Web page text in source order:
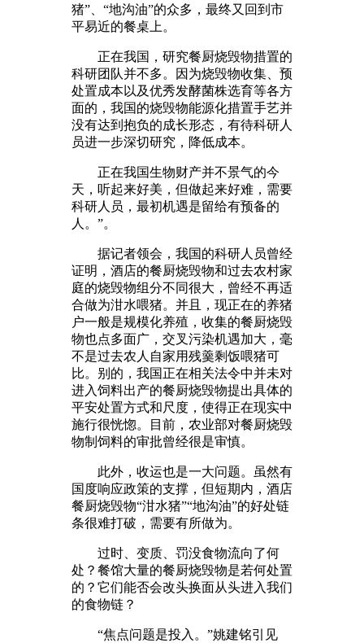
猪”、“地沟油”的众多，最终又回到市
平易近的餐桌上。
正在我国，研究餐厨烧毁物措置的
科研团队并不多。因为烧毁物收集、预
处置成本以及优秀发酵菌株选育等各方
面的，我国的烧毁物能源化措置手艺并
没有达到抱负的成长形态，有待科研人
员进一步深切研究，降低成本。
正在我国生物财产并不景气的今
天，听起来好美，但做起来好难，需要
科研人员，最初机遇是留给有预备的
人。”。
据记者领会，我国的科研人员曾经
证明，酒店的餐厨烧毁物和过去农村家
庭的烧毁物组分不同很大，曾经不再适
合做为泔水喂猪。并且，现正在的养猪
户一般是规模化养殖，收集的餐厨烧毁
物也点多面广，交叉污染机遇加大，毫
不是过去农人自家用残羹剩饭喂猪可
比。别的，我国正在相关法令中并未对
进入饲料出产的餐厨烧毁物提出具体的
平安处置方式和尺度，使得正在现实中
施行很恍惚。目前，农业部对餐厨烧毁
物制饲料的审批曾经很是审慎。
此外，收运也是一大问题。虽然有
国度响应政策的支撑，但短期内，酒店
餐厨烧毁物“泔水猪”“地沟油”的好处链
条很难打破，需要有所做为。
过时、变质、罚没食物流向了何
处？餐馆大量的餐厨烧毁物是若何处置
的？它们能否会改头换面从头进入我们
的食物链？
“焦点问题是投入。”姚建铭引见